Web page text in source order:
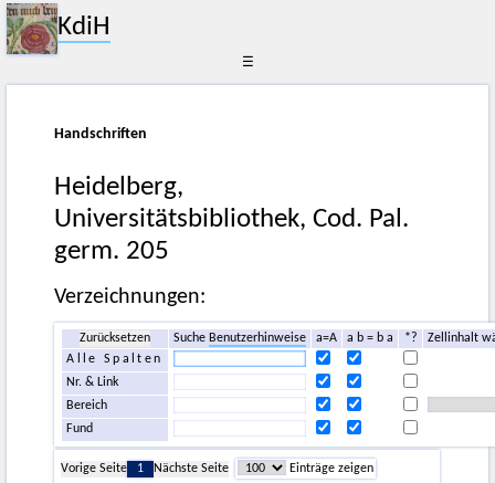
KdiH
☰
Handschriften
Heidelberg,
Universitätsbibliothek, Cod. Pal.
germ. 205
Verzeichnungen:
Zurücksetzen SucheBenutzerhinweise a=A a b = b a *?
Zellinhalt
Alle Spalten
Nr. & Link
Bereich
Fund
Vorige Seite 1 Nächste Seite
Einträge zeigen